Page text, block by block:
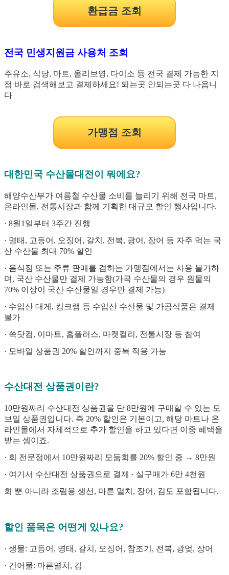
환급금 조회
전국 민생지원금 사용처 조회
주유소, 식당, 마트, 올리브영, 다이소 등 전국 결제 가능한 지
점 바로 검색해보고 결제하세요! 되는곳 안되는곳 다 나옵니
다
가맹점 조회
대한민국 수산물대전이 뭐에요?
해양수산부가 여름철 수산물 소비를 늘리기 위해 전국 마트,
온라인몰, 전통시장과 함께 기획한 대규모 할인 행사입니다.
· 8월1일부터 3주간 진행
· 명태, 고등어, 오징어, 갈치, 전복, 광어, 장어 등 자주 먹는 국
산 수산물 최대 70% 할인
· 음식점 또는 주류 판매를 겸하는 가맹점에서는 사용 불가하
며, 국산 수산물만 결제 가능함(가곡 수산물의 경우 원물의
70% 이상이 국산 수산물일 경우만 결제 가능)
· 수입산 대게, 킹크랩 등 수입산 수산물 및 가공식품은 결제
불가
· 쓱닷컴, 이마트, 홈플러스, 마켓컬리, 전통시장 등 참여
· 모바일 상품권 20% 할인까지 중복 적용 가능
수산대전 상품권이란?
10만원짜리 수산대전 상품권을 단 8만원에 구매할 수 있는 모
브일 상품권입니다. 즉 20% 할인은 기본이고, 해당 마트나 온
라인몰에서 자체적으로 추가 할인을 하고 있다면 이중 혜택을
받는 셈이죠.
· 회 전문점에서 10만원짜리 모둠회를 20% 할인 중 → 8만원
· 여기서 수산대전 상품권으로 결제 · 실구매가 6만 4천원
회 뿐 아니라 조림용 생선, 마른 멸치, 장어, 김도 포함됩니다.
할인 품목은 어떤게 있나요?
· 생물: 고등어, 명태, 갈치, 오징어, 참조기, 전복, 광엊, 장어
· 건어물: 마른멸치, 김